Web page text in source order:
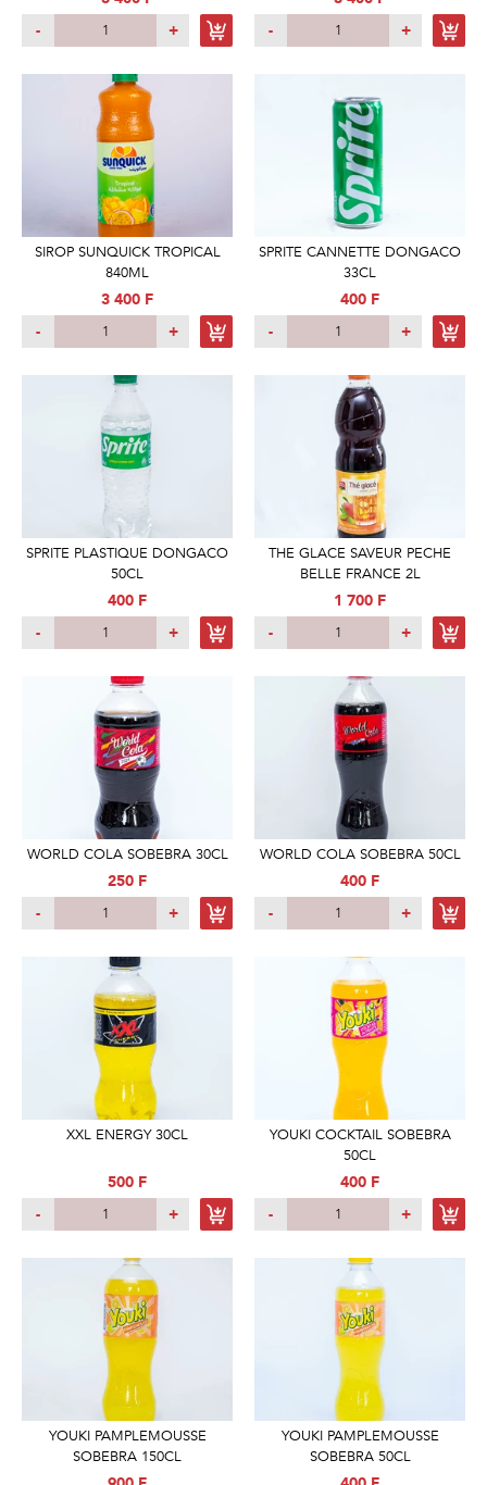
-
+
-
+
SIROP SUNQUICK TROPICAL
840ML
3 400 F
-
+
SPRITE CANNETTE DONGACO
33CL
400 F
-
+
SPRITE PLASTIQUE DONGACO
50CL
400 F
-
+
THE GLACE SAVEUR PECHE
BELLE FRANCE 2L
1 700 F
-
+
WORLD COLA SOBEBRA 30CL
250 F
-
+
WORLD COLA SOBEBRA 50CL
400 F
-
+
XXL ENERGY 30CL
500 F
-
+
YOUKI COCKTAIL SOBEBRA
50CL
400 F
-
+
YOUKI PAMPLEMOUSSE
SOBEBRA 150CL
YOUKI PAMPLEMOUSSE
SOBEBRA 50CL